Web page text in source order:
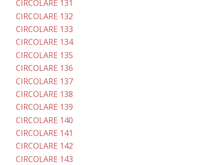
CIRCOLARE 131
CIRCOLARE 132
CIRCOLARE 133
CIRCOLARE 134
CIRCOLARE 135
CIRCOLARE 136
CIRCOLARE 137
CIRCOLARE 138
CIRCOLARE 139
CIRCOLARE 140
CIRCOLARE 141
CIRCOLARE 142
CIRCOLARE 143